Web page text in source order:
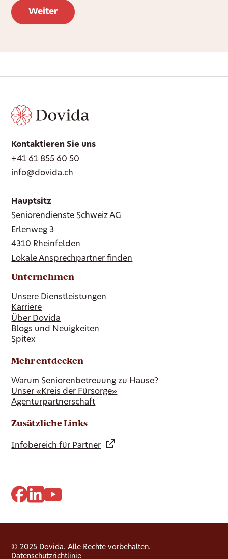
Kontaktieren Sie uns
+41 61 855 60 50
info@dovida.ch
Hauptsitz
Seniorendienste Schweiz AG
Erlenweg 3
4310 Rheinfelden
Lokale Ansprechpartner finden
Unternehmen
Unsere Dienstleistungen
Karriere
Über Dovida
Blogs und Neuigkeiten
Spitex
Mehr entdecken
Warum Seniorenbetreuung zu Hause?
Unser «Kreis der Fürsorge»
Agenturpartnerschaft
Zusätzliche Links
Infobereich für Partner
© 2025 Dovida. Alle Rechte vorbehalten.
Datenschutzrichtlinie